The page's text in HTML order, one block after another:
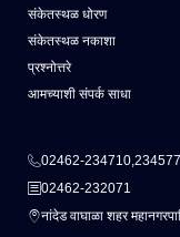
संकेतस्थळ धोरण
संकेतस्थळ नकाशा
प्रश्नोत्तरे
आमच्याशी संपर्क साधा
02462-234710,234577
02462-232071
नांदेड वाघाळा शहर